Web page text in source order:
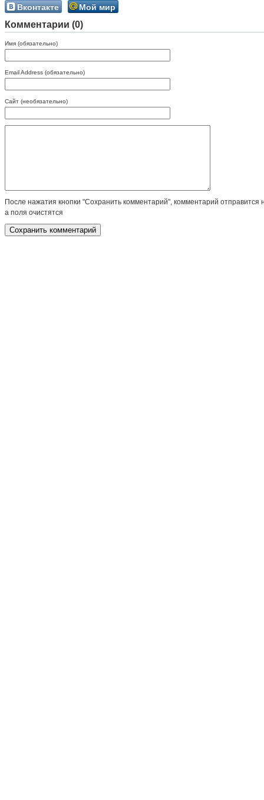
Вконтакте Мой мир
Комментарии (0)
Имя (обязательно)
Email Address (обязательно)
Сайт (необязательно)
После нажатия кнопки "Сохранить комментарий", комментарий отправится
а поля очистятся